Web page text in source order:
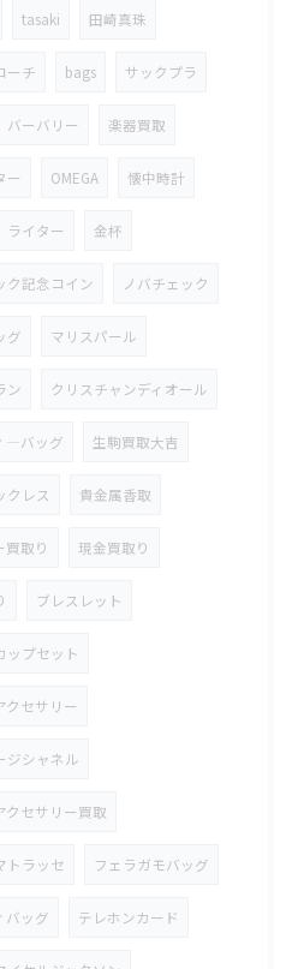
tasaki 田崎真珠
ーチ bags サックプラ
バーバリー 楽器買取
ー OMEGA 懐中時計
ライター 金杯
ク記念コイン ノバチェック
グ マリスパール
ン クリスチャンディオール
―バッグ 生駒買取大吉
クレス 貴金属香取
買取り 現金買取り
ブレスレット
ップセット
クセサリー
ジシャネル
クセサリー買取
トラッセ フェラガモバッグ
バッグ テレホンカード